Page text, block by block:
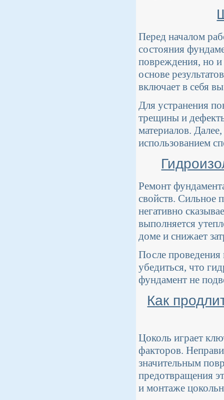
Перед началом
состояния
повреждения, но
основе
включает в себя
Для устранения
трещины и
материалов.
использованием
Ремонт
свойств. Сильное
негативно
выполняется
доме и снижает
После проведения
убедиться, что
фундамент не
Как
Цоколь играет
факторов.
значительным
предотвращения
и монтаже